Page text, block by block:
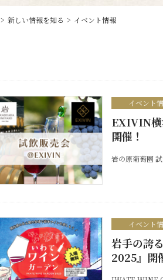
新しい情報を知る イベント情報
イベント
EXIVIN横
開催！
岩の原葡萄園
イベント
岩手の誇
2025』開